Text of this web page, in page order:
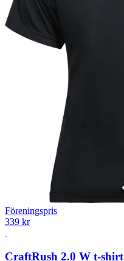
Föreningspris
339 kr
CraftRush 2.0 W t-shirt